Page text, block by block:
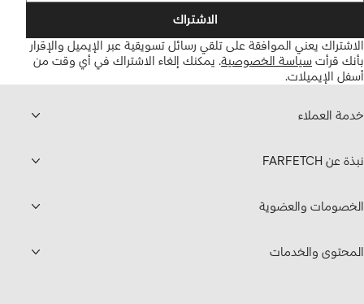
الاشتراك
الاشتراك يعني الموافقة على تلقي رسائل تسويقية عبر الإيميل والإقرار
بأنك قرأت سياسة الخصوصية. يمكنك إلغاء الاشتراك في أي وقت من
أسفل الإيميلات.
خدمة العملاء
نبذة عن FARFETCH
الخصومات والعضوية
المحتوى والخدمات